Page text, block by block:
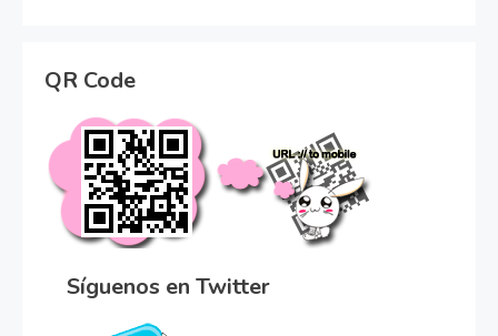
QR Code
Síguenos en Twitter